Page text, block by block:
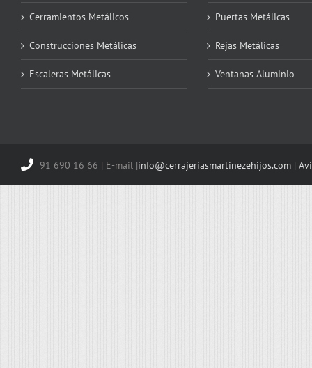
Cerramientos Metálicos
Construcciones Metálicas
Escaleras Metálicas
Puertas Metálicas
Rejas Metálicas
Ventanas Aluminio
91 690 16 66 | E-mail |info@cerrajeriasmartinezehijos.com |